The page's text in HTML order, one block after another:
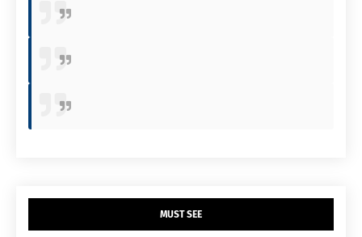
MUST SEE